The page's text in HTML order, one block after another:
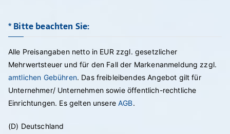
* Bitte beachten Sie:
Alle Preisangaben netto in EUR zzgl. gesetzlicher
Mehrwertsteuer und für den Fall der Markenanmeldung zzgl.
amtlichen Gebühren. Das freibleibendes Angebot gilt für
Unternehmer/ Unternehmen sowie öffentlich-rechtliche
Einrichtungen. Es gelten unsereAGB.
(D) Deutschland